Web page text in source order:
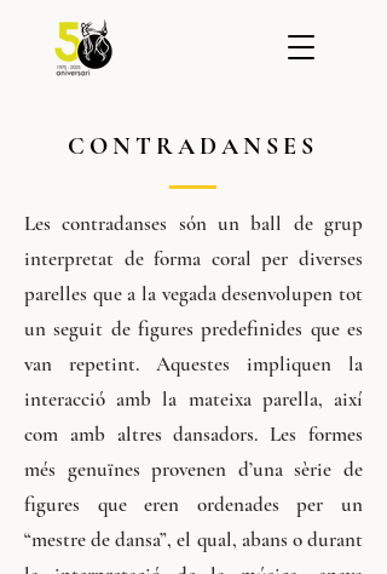
CONTRADANSES
Les contradanses són un ball de grup
interpretat de forma coral per diverses
parelles que a la vegada desenvolupen tot
un seguit de figures predefinides que es
van repetint. Aquestes impliquen la
interacció amb la mateixa parella, així
com amb altres dansadors. Les formes
més genuïnes provenen d’una sèrie de
figures que eren ordenades per un
“mestre de dansa”, el qual, abans o durant